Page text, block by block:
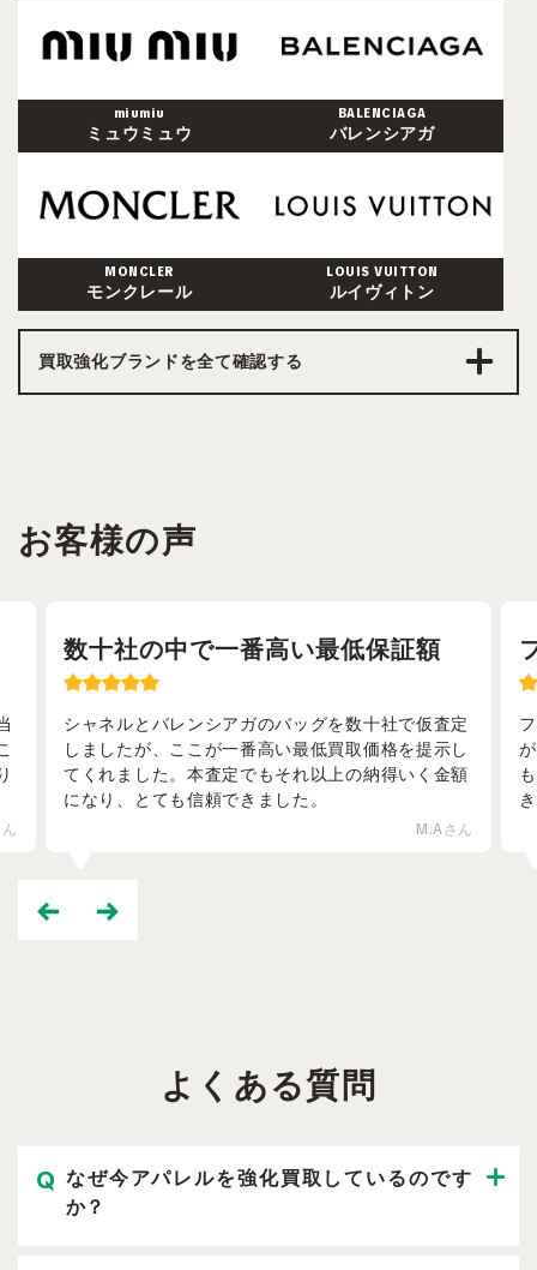
miumiu
ミュウミュウ
BALENCIAGA
バレンシアガ
MONCLER
モンクレール
LOUIS VUITTON
ルイヴィトン
買取強化ブランドを全て確認する
お客様の声
最低保証額
を数十社で仮査定
買取価格を提示し
上の納得いく金額
フリマアプリより安心・満
フリマアプリでの売却はトラブルが多
が、こちらは親切丁寧な従業員さんば
も提示された最低価格よりも高く買い
き本当に満足しています。
よくある質問
なぜ今アパレルを強化買取しているのです
か？